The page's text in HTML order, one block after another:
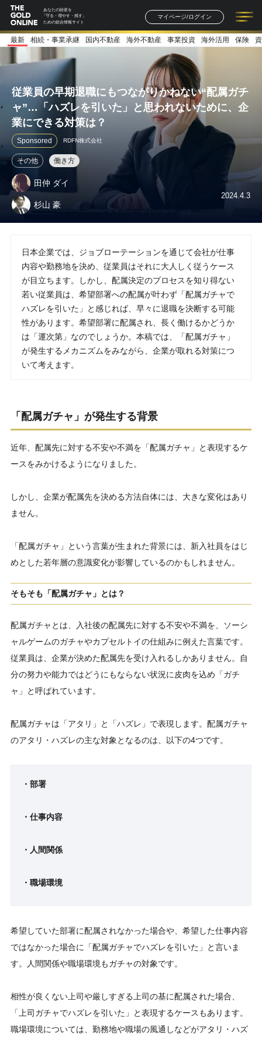
あなたの財産を
「守る・増やす・残す」
ための総合情報サイト
マイページ/ログイン
記事一覧 連載一覧
著者一覧 書籍一覧
最新 相続・事業承継 国内不動産 海外不動産 事業投資 海外活用 保険
従業員の早期退職にもつながりかねない“配属ガチ
ャ”…「ハズレを引いた」と思われないために、企
業にできる対策は？
Sponsored RDFN株式会社
その他 働き方
田仲 ダイ
杉山 豪
2024.4.3
日本企業では、ジョブローテーションを通じて会社が仕事
内容や勤務地を決め、従業員はそれに大人しく従うケース
が目立ちます。しかし、配属決定のプロセスを知り得ない
若い従業員は、希望部署への配属が叶わず「配属ガチャで
ハズレを引いた」と感じれば、早々に退職を決断する可能
性があります。希望部署に配属され、長く働けるかどうか
は「運次第」なのでしょうか。本稿では、「配属ガチャ」
が発生するメカニズムをみながら、企業が取れる対策につ
いて考えます。
「配属ガチャ」が発生する背景
近年、配属先に対する不安や不満を「配属ガチャ」と表現するケ
ースをみかけるようになりました。
しかし、企業が配属先を決める方法自体には、大きな変化はあり
ません。
「配属ガチャ」という言葉が生まれた背景には、新入社員をはじ
めとした若年層の意識変化が影響しているのかもしれません。
そもそも「配属ガチャ」とは？
配属ガチャとは、入社後の配属先に対する不安や不満を、ソーシ
ャルゲームのガチャやカプセルトイの仕組みに例えた言葉です。
従業員は、企業が決めた配属先を受け入れるしかありません。自
分の努力や能力ではどうにもならない状況に皮肉を込め「ガチ
ャ」と呼ばれています。
配属ガチャは「アタリ」と「ハズレ」で表現します。配属ガチャ
のアタリ・ハズレの主な対象となるのは、以下の4つです。
・部署
・仕事内容
・人間関係
・職場環境
希望していた部署に配属されなかった場合や、希望した仕事内容
ではなかった場合に「配属ガチャでハズレを引いた」と言いま
す。人間関係や職場環境もガチャの対象です。
相性が良くない上司や厳しすぎる上司の基に配属された場合、
「上司ガチャでハズレを引いた」と表現するケースもあります。
職場環境については、勤務地や職場の風通しなどがアタリ・ハズ